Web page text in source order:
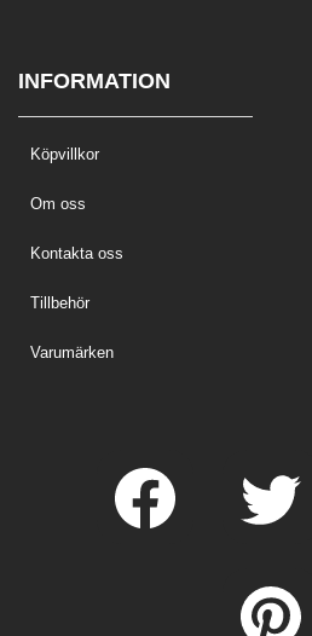
INFORMATION
Köpvillkor
Om oss
Kontakta oss
Tillbehör
Varumärken